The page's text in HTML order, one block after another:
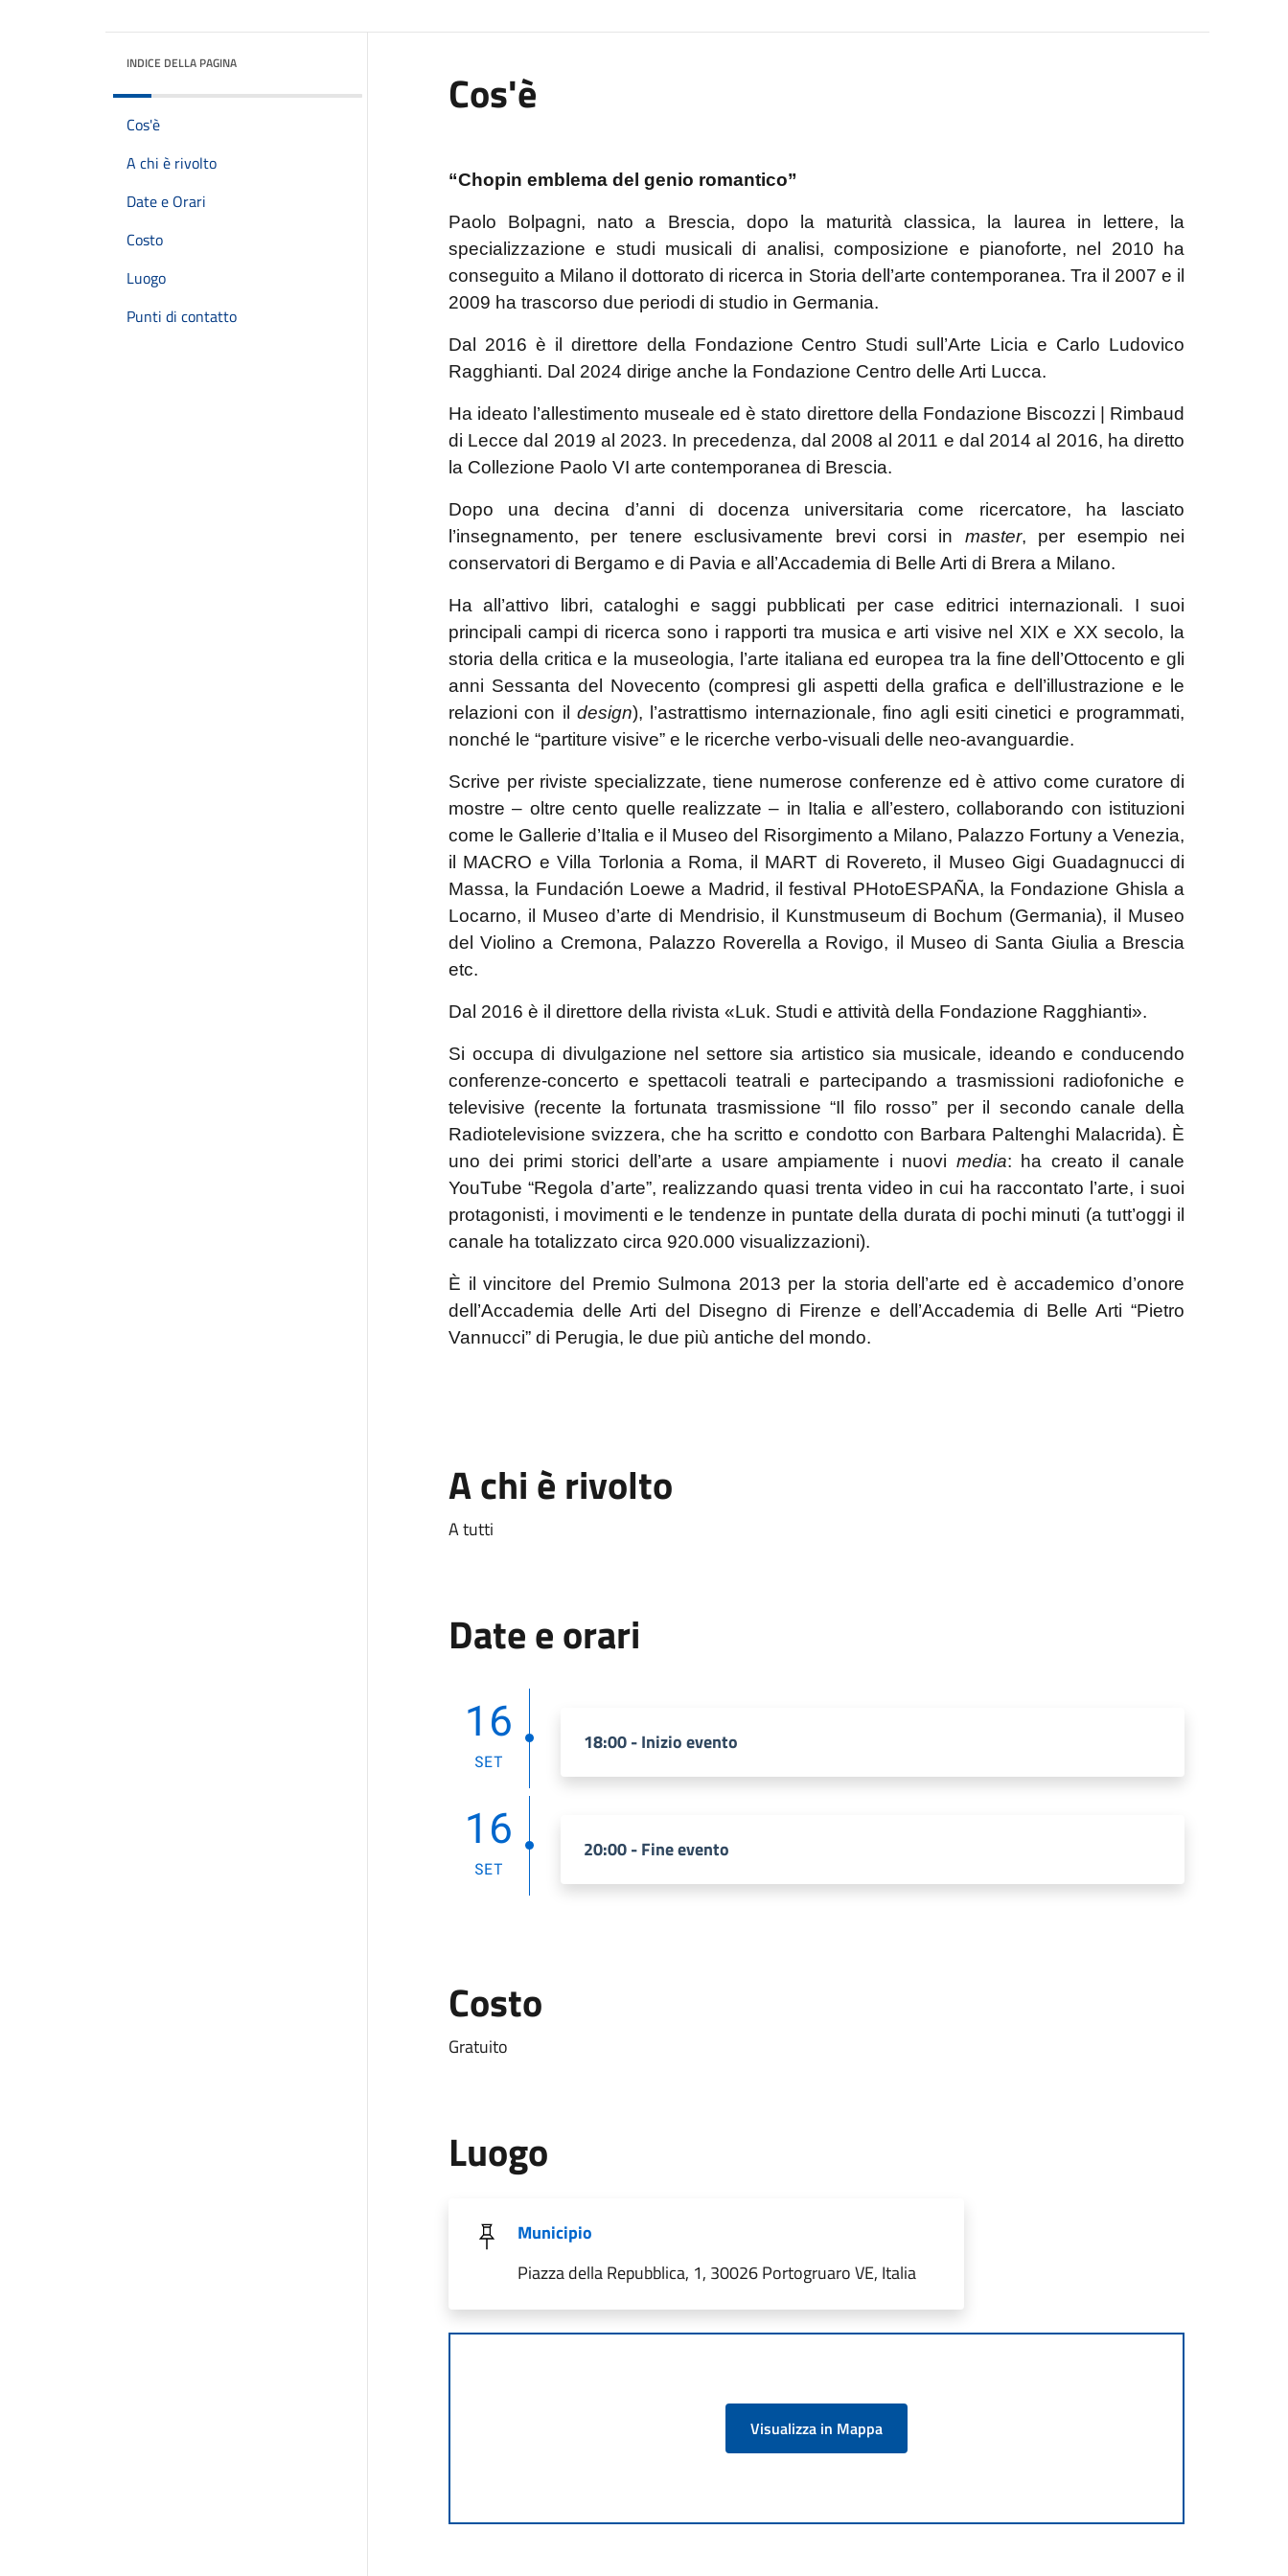
INDICE DELLA PAGINA
Cos'è
A chi è rivolto
Date e Orari
Costo
Luogo
Punti di contatto
Cos'è
“Chopin emblema del genio romantico”
Paolo Bolpagni, nato a Brescia, dopo la maturità classica, la laurea in lettere, la
specializzazione e studi musicali di analisi, composizione e pianoforte, nel 2010 ha
conseguito a Milano il dottorato di ricerca in Storia dell’arte contemporanea. Tra il 2007 e il
2009 ha trascorso due periodi di studio in Germania.
Dal 2016 è il direttore della Fondazione Centro Studi sull’Arte Licia e Carlo Ludovico
Ragghianti. Dal 2024 dirige anche la Fondazione Centro delle Arti Lucca.
Ha ideato l’allestimento museale ed è stato direttore della Fondazione Biscozzi | Rimbaud
di Lecce dal 2019 al 2023. In precedenza, dal 2008 al 2011 e dal 2014 al 2016, ha diretto
la Collezione Paolo VI arte contemporanea di Brescia.
Dopo una decina d’anni di docenza universitaria come ricercatore, ha lasciato
l’insegnamento, per tenere esclusivamente brevi corsi in master, per esempio nei
conservatori di Bergamo e di Pavia e all’Accademia di Belle Arti di Brera a Milano.
Ha all’attivo libri, cataloghi e saggi pubblicati per case editrici internazionali. I suoi
principali campi di ricerca sono i rapporti tra musica e arti visive nel XIX e XX secolo, la
storia della critica e la museologia, l’arte italiana ed europea tra la fine dell’Ottocento e gli
anni Sessanta del Novecento (compresi gli aspetti della grafica e dell’illustrazione e le
relazioni con ildesign), l’astrattismo internazionale, fino agli esiti cinetici e programmati,
nonché le “partiture visive” e le ricerche verbo-visuali delle neo-avanguardie.
Scrive per riviste specializzate, tiene numerose conferenze ed è attivo come curatore di
mostre – oltre cento quelle realizzate – in Italia e all’estero, collaborando con istituzioni
come le Gallerie d’Italia e il Museo del Risorgimento a Milano, Palazzo Fortuny a Venezia,
il MACRO e Villa Torlonia a Roma, il MART di Rovereto, il Museo Gigi Guadagnucci di
Massa, la Fundación Loewe a Madrid, il festival PHotoESPAÑA, la Fondazione Ghisla a
Locarno, il Museo d’arte di Mendrisio, il Kunstmuseum di Bochum (Germania), il Museo
del Violino a Cremona, Palazzo Roverella a Rovigo, il Museo di Santa Giulia a Brescia
etc.
Dal 2016 è il direttore della rivista «Luk. Studi e attività della Fondazione Ragghianti».
Si occupa di divulgazione nel settore sia artistico sia musicale, ideando e conducendo
conferenze-concerto e spettacoli teatrali e partecipando a trasmissioni radiofoniche e
televisive (recente la fortunata trasmissione “Il filo rosso” per il secondo canale della
Radiotelevisione svizzera, che ha scritto e condotto con Barbara Paltenghi Malacrida). È
uno dei primi storici dell’arte a usare ampiamente i nuovi media: ha creato il canale
YouTube “Regola d’arte”, realizzando quasi trenta video in cui ha raccontato l’arte, i suoi
protagonisti, i movimenti e le tendenze in puntate della durata di pochi minuti (a tutt’oggi il
canale ha totalizzato circa 920.000 visualizzazioni).
È il vincitore del Premio Sulmona 2013 per la storia dell’arte ed è accademico d’onore
dell’Accademia delle Arti del Disegno di Firenze e dell’Accademia di Belle Arti “Pietro
Vannucci” di Perugia, le due più antiche del mondo.
A chi è rivolto
A tutti
Date e orari
16
SET
18:00 - Inizio evento
16
SET
20:00 - Fine evento
Costo
Gratuito
Luogo
Municipio
Piazza della Repubblica, 1, 30026 Portogruaro VE, Italia
Visualizza in Mappa